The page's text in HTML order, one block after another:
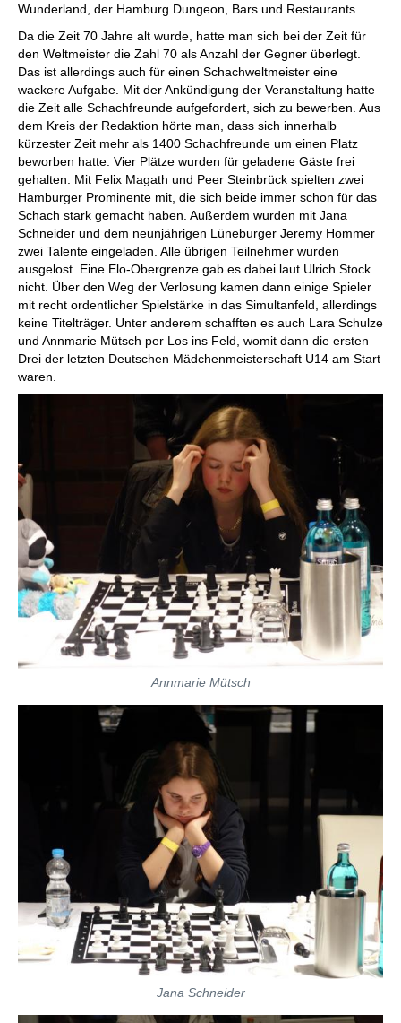
Wunderland, der Hamburg Dungeon, Bars und Restaurants.
Da die Zeit 70 Jahre alt wurde, hatte man sich bei der Zeit für
den Weltmeister die Zahl 70 als Anzahl der Gegner überlegt.
Das ist allerdings auch für einen Schachweltmeister eine
wackere Aufgabe. Mit der Ankündigung der Veranstaltung hatte
die Zeit alle Schachfreunde aufgefordert, sich zu bewerben. Aus
dem Kreis der Redaktion hörte man, dass sich innerhalb
kürzester Zeit mehr als 1400 Schachfreunde um einen Platz
beworben hatte. Vier Plätze wurden für geladene Gäste frei
gehalten: Mit Felix Magath und Peer Steinbrück spielten zwei
Hamburger Prominente mit, die sich beide immer schon für das
Schach stark gemacht haben. Außerdem wurden mit Jana
Schneider und dem neunjährigen Lüneburger Jeremy Hommer
zwei Talente eingeladen. Alle übrigen Teilnehmer wurden
ausgelost. Eine Elo-Obergrenze gab es dabei laut Ulrich Stock
nicht. Über den Weg der Verlosung kamen dann einige Spieler
mit recht ordentlicher Spielstärke in das Simultanfeld, allerdings
keine Titelträger. Unter anderem schafften es auch Lara Schulze
und Annmarie Mütsch per Los ins Feld, womit dann die ersten
Drei der letzten Deutschen Mädchenmeisterschaft U14 am Start
waren.
Annmarie Mütsch
Jana Schneider